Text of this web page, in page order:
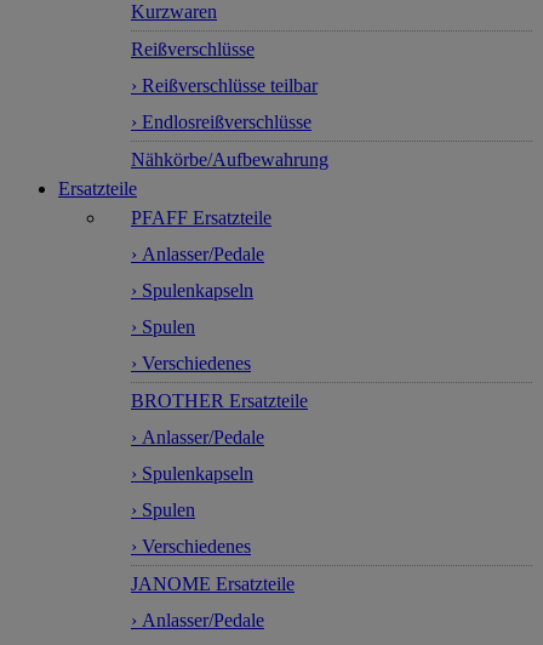
Kurzwaren
Reißverschlüsse
› Reißverschlüsse teilbar
› Endlosreißverschlüsse
Nähkörbe/Aufbewahrung
Ersatzteile
PFAFF Ersatzteile
› Anlasser/Pedale
› Spulenkapseln
› Spulen
› Verschiedenes
BROTHER Ersatzteile
› Anlasser/Pedale
› Spulenkapseln
› Spulen
› Verschiedenes
JANOME Ersatzteile
› Anlasser/Pedale